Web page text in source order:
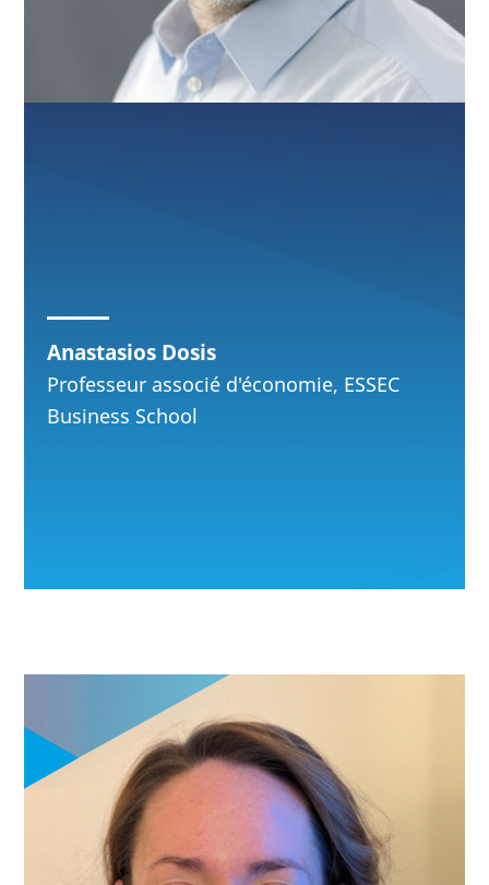
Anastasios Dosis
Professeur associé d'économie, ESSEC
Business School